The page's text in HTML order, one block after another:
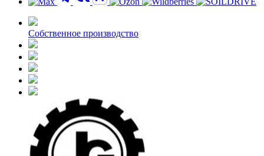
Собственное производство